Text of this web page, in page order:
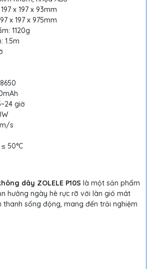
x 197 x 93mm
x 197 x 975mm
1120g
1.5m
giờ
s
50°C
dây ZOLELE P10S là một sản phẩm
hưởng ngày hè rực rỡ với làn gió mát
thanh sống động, mang đến trải nghiệm